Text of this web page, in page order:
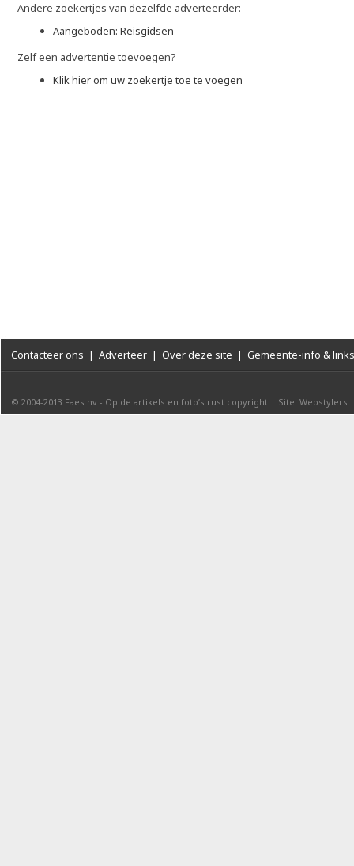
Andere zoekertjes van dezelfde adverteerder:
Aangeboden: Reisgidsen
Zelf een advertentie toevoegen?
Klik hier om uw zoekertje toe te voegen
Contacteer ons | Adverteer | Over deze site | Gemeente-info & links
© 2004-2013 Faes nv - Op de artikels en foto’s rust copyright | Site: Webstylers